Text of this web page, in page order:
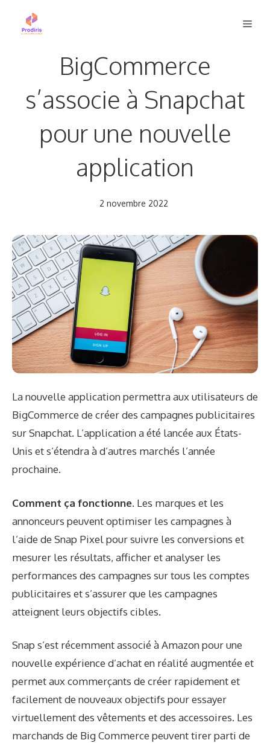
BigCommerce
s’associe à Snapchat
pour une nouvelle
application
2 novembre 2022
La nouvelle application permettra aux utilisateurs de
BigCommerce de créer des campagnes publicitaires
sur Snapchat. L’application a été lancée aux États-
Unis et s’étendra à d’autres marchés l’année
prochaine.
Comment ça fonctionne. Les marques et les
annonceurs peuvent optimiser les campagnes à
l’aide de Snap Pixel pour suivre les conversions et
mesurer les résultats, afficher et analyser les
performances des campagnes sur tous les comptes
publicitaires et s’assurer que les campagnes
atteignent leurs objectifs cibles.
Snap s’est récemment associé à Amazon pour une
nouvelle expérience d’achat en réalité augmentée et
permet aux commerçants de créer rapidement et
facilement de nouveaux objectifs pour essayer
virtuellement des vêtements et des accessoires. Les
marchands de Big Commerce peuvent tirer parti de